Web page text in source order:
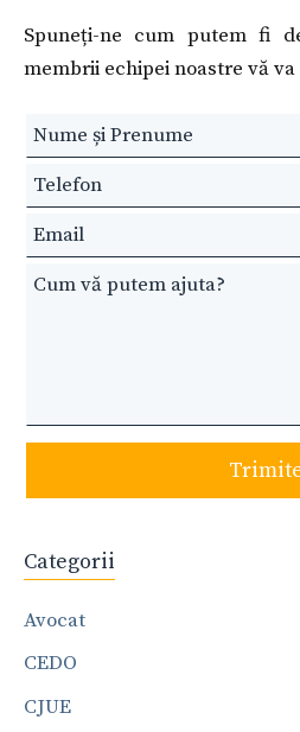
Spuneți-ne cum putem fi
membrii echipei noastre vă
Leave
this
field
blank
Categorii
Avocat
CEDO
CJUE